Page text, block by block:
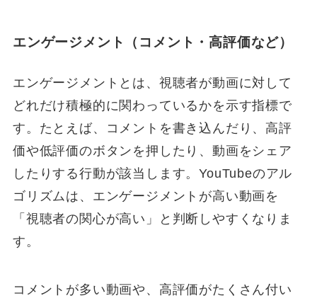
エンゲージメント（コメント・高評価など）
エンゲージメントとは、視聴者が動画に対して
どれだけ積極的に関わっているかを示す指標で
す。たとえば、コメントを書き込んだり、高評
価や低評価のボタンを押したり、動画をシェア
したりする行動が該当します。YouTubeのアル
ゴリズムは、エンゲージメントが高い動画を
「視聴者の関心が高い」と判断しやすくなりま
す。
コメントが多い動画や、高評価がたくさん付い